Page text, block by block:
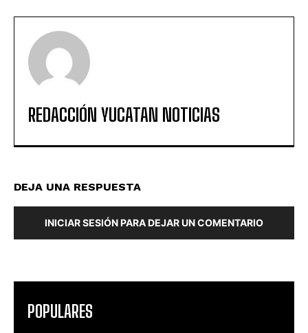
REDACCIÓN YUCATAN NOTICIAS
DEJA UNA RESPUESTA
INICIAR SESIÓN PARA DEJAR UN COMENTARIO
POPULARES